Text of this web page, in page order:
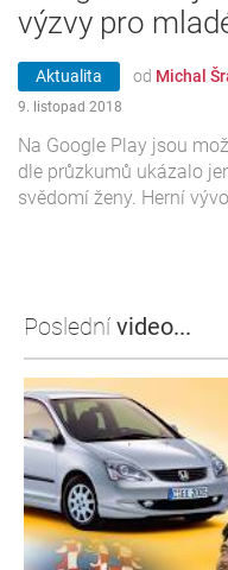
výzvy pro
Aktualita od Michal
9. listopad 2018
Na Google Play jsou
dle průzkumů ukázalo
svědomí ženy. Herní
Poslední video...